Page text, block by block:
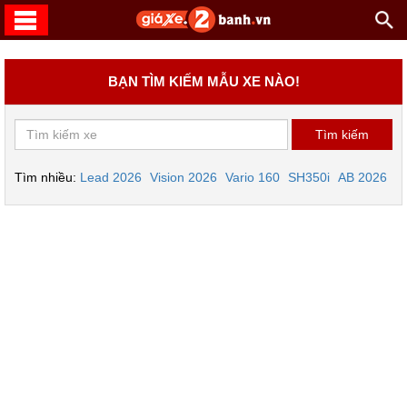
BẠN TÌM KIẾM MẪU XE NÀO!
Tìm nhiều: Lead 2026 Vision 2026 Vario 160 SH350i AB 2026